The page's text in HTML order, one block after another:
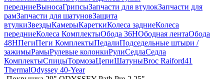
передниеВыносаГрипсыЗапчасти для втулокЗапчасти для
рамЗапчасти для шатуновЗащита
втулкиЗвездыКамерыКареткиКолеса задниеКолеса
передниеКолеса КомплектыОбода 36HОбодная лентаОбода
48HПегиПеги КомплектыПедалиПодседельные штыри /
зажимыРамыРулевые колонкиРулиСедлаСедла
КомплектыСпицыТормозаЦепиШатуныBroc Raiford41
ThermalOdyssey 40-Year